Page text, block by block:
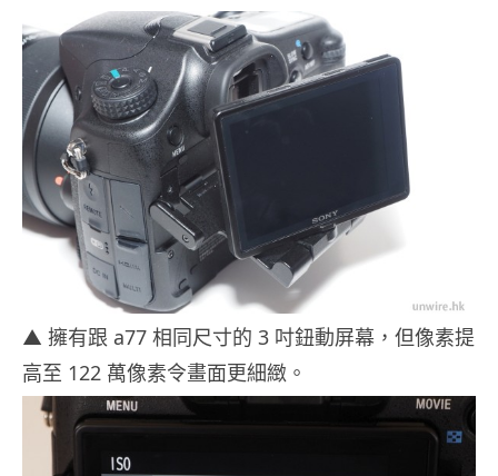
▲ 擁有跟 a77 相同尺寸的 3 吋鈕動屏幕，但像素提
高至 122 萬像素令畫面更細緻。